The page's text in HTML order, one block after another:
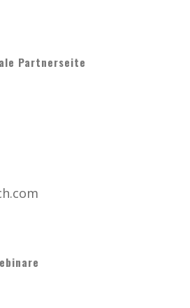
Partnerseite